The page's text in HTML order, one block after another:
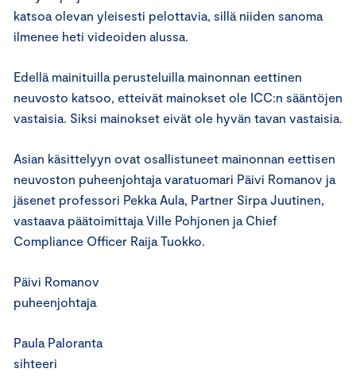
katsoa olevan yleisesti pelottavia, sillä niiden sanoma
ilmenee heti videoiden alussa.
Edellä mainituilla perusteluilla mainonnan eettinen
neuvosto katsoo, etteivät mainokset ole ICC:n sääntöjen
vastaisia. Siksi mainokset eivät ole hyvän tavan vastaisia.
Asian käsittelyyn ovat osallistuneet mainonnan eettisen
neuvoston puheenjohtaja varatuomari Päivi Romanov ja
jäsenet professori Pekka Aula, Partner Sirpa Juutinen,
vastaava päätoimittaja Ville Pohjonen ja Chief
Compliance Officer Raija Tuokko.
Päivi Romanov
puheenjohtaja
Paula Paloranta
sihteeri